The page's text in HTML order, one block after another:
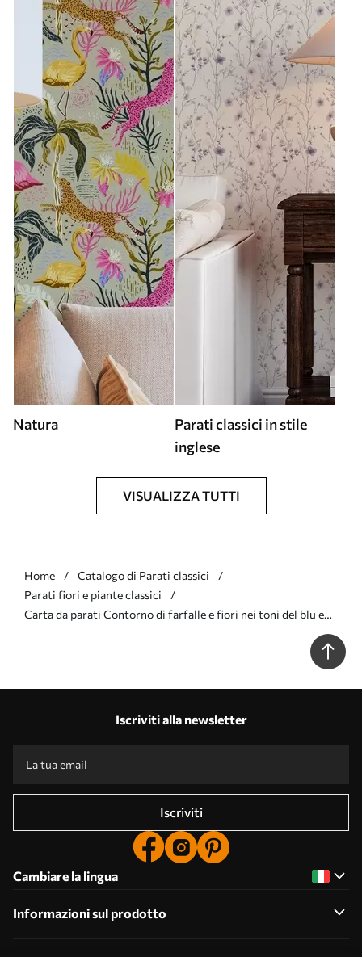
Natura
Parati classici in stile
inglese
VISUALIZZA TUTTI
Home
Catalogo di Parati classici
Parati fiori e piante classici
Carta da parati Contorno di farfalle e fiori nei toni del blu e
Iscriviti alla newsletter
Iscriviti
Cambiare la lingua
Informazioni sul prodotto